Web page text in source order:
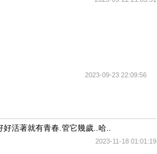
2023-09-23 22:09:56
活著就有青春.管它幾歲..哈..
2023-11-18 01:01:19